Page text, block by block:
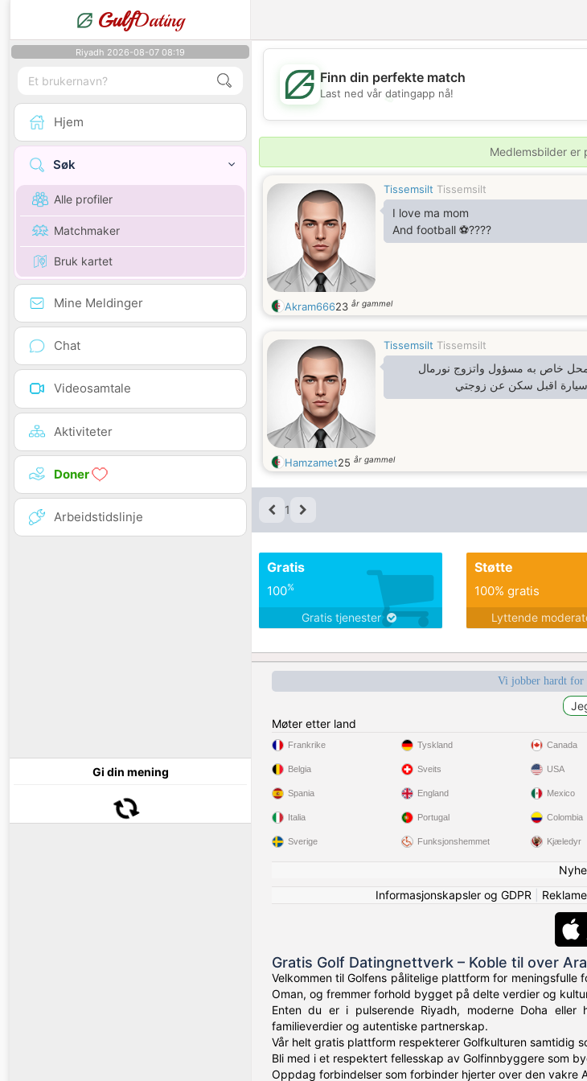
GulfDating
Riyadh 2026-08-07 08:19
Hjem
Søk
Alle profiler
Matchmaker
Bruk kartet
Mine Meldinger
Chat
Videosamtale
Aktiviteter
Doner
Arbeidstidslinje
Gi din mening
💖
Finn din perfekte match
Last ned vår datingapp nå!
Medlemsbilder er
Tissemsilt Tissemsilt
I love ma mom
And football ⚽????
Akram66623 år gammel
Tissemsilt Tissemsilt
خاص به مسؤول واتزوج نورمال
اقبل سكن عن زوجتي
Hamzamet25 år gammel
1
Gratis
100%
Gratis tjenester
Støtte
100% gratis
Lyttende
Vi jobber hardt for
Møter etter land
Frankrike
Belgia
Spania
Italia
Sverige
Tyskland
Sveits
England
Portugal
Funksjonshemmet
Canada
USA
Mexico
Colombia
Kjæledyr
Informasjonskapsler og GDPR
Reklame
Gratis Golf Datingnettverk – Koble til over
Velkommen til Golfens pålitelige plattform for meningsfulle
Oman, og fremmer forhold bygget på delte verdier og
Enten du er i pulserende Riyadh, moderne Doha
familieverdier og autentiske partnerskap.
Vår helt gratis plattform respekterer Golfkulturen samtidig
Bli med i et respektert fellesskap av Golfinnbyggere som
Oppdag forbindelser som forbinder hjerter over den vakre